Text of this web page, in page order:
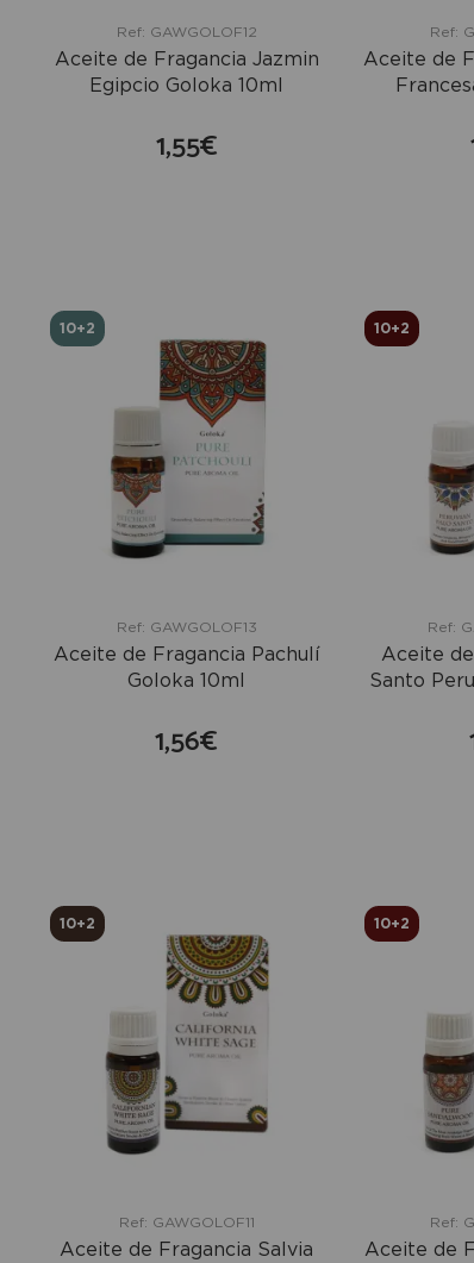
Ref: GAWGOLOF12
Aceite de Fragancia Jazmin
Egipcio Goloka 10ml
1,55€
Ref:
Aceite de
10+2
Ref: GAWGOLOF13
Aceite de Fragancia Pachulí
Goloka 10ml
1,56€
10+2
Ref:
Aceite
Santo
10+2
Ref: GAWGOLOF11
Aceite de Fragancia Salvia
10+2
Ref:
Aceite de